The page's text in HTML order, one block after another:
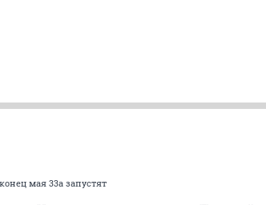
мая 33а запустят